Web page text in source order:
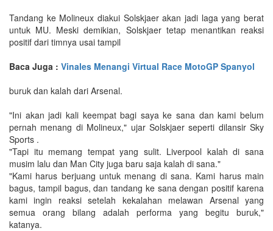
Tandang ke Molineux diakui Solskjaer akan jadi laga yang berat
untuk MU. Meski demikian, Solskjaer tetap menantikan reaksi
positif dari timnya usai tampil
Baca Juga : Vinales Menangi Virtual Race MotoGP Spanyol
buruk dan kalah dari Arsenal.
"Ini akan jadi kali keempat bagi saya ke sana dan kami belum
pernah menang di Molineux," ujar Solskjaer seperti dilansir Sky
Sports .
"Tapi itu memang tempat yang sulit. Liverpool kalah di sana
musim lalu dan Man City juga baru saja kalah di sana."
"Kami harus berjuang untuk menang di sana. Kami harus main
bagus, tampil bagus, dan tandang ke sana dengan positif karena
kami ingin reaksi setelah kekalahan melawan Arsenal yang
semua orang bilang adalah performa yang begitu buruk,"
katanya.